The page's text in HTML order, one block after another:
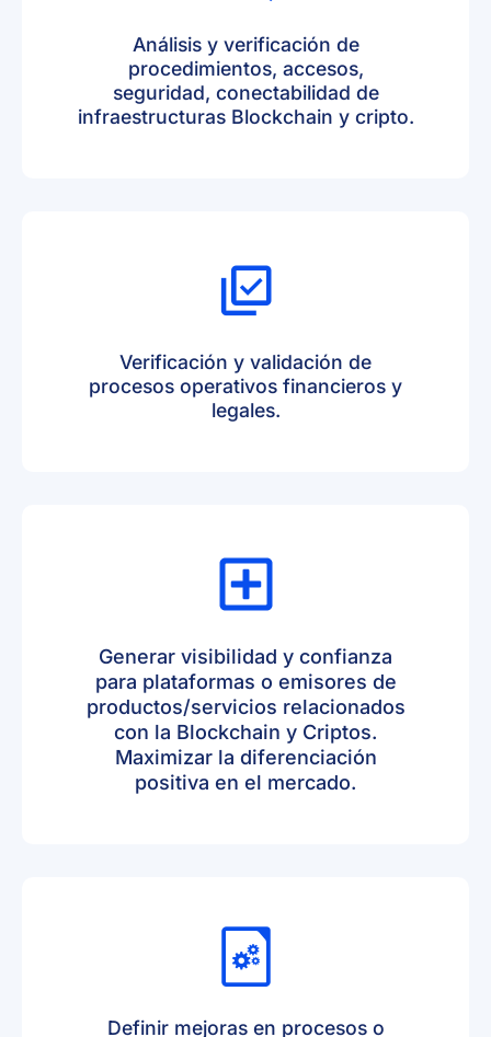
Análisis y verificación de
procedimientos, accesos,
seguridad, conectabilidad de
infraestructuras Blockchain y cripto.
Verificación y validación de
procesos operativos financieros y
legales.
Generar visibilidad y confianza
para plataformas o emisores de
productos/servicios relacionados
con la Blockchain y Criptos.
Maximizar la diferenciación
positiva en el mercado.
Definir mejoras en procesos o